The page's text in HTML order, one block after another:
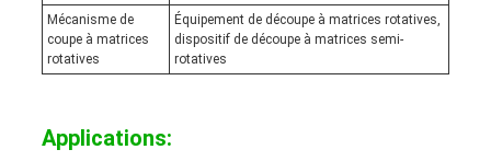
Mécanisme de
coupe à matrices
rotatives
Équipement de découpe à matrices rotatives,
dispositif de découpe à matrices semi-
rotatives
Applications: